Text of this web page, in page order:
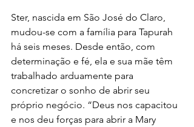
Ster, nascida em São José do Claro,
mudou-se com a família para Tapurah
há seis meses. Desde então, com
determinação e fé, ela e sua mãe têm
trabalhado arduamente para
concretizar o sonho de abrir seu
próprio negócio. “Deus nos capacitou
e nos deu forças para abrir a Mary